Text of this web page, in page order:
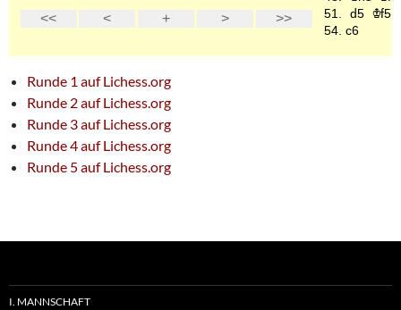
Runde 1 auf Lichess.org
Runde 2 auf Lichess.org
Runde 3 auf Lichess.org
Runde 4 auf Lichess.org
Runde 5 auf Lichess.org
I. MANNSCHAFT